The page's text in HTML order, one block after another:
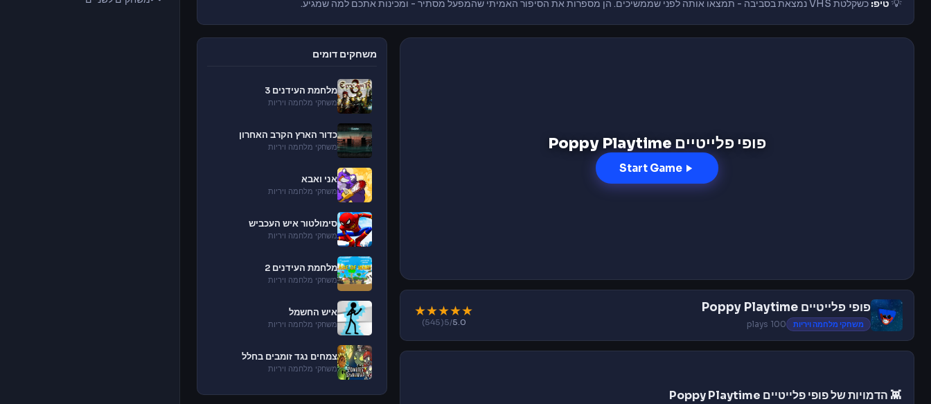
💡 טיפ: כשקלטת VHS נמצאת בסביבה - תמצאו אותה לפני שממשיכים. הן מספרות את הסיפור האמיתי שהמפעל מסתיר - ומכינות אתכם למה שמגיע.
פופי פלייטיים Poppy Playtime
Start Game
פופי פלייטיים Poppy Playtime
משחקי מלחמה ויריות 100 plays
★
★
★
★
★
5.0
/5
(545)
👾 הדמויות של פופי פלייטיים Poppy Playtime
משחקים דומים
מלחמת העידנים 3
משחקי מלחמה ויריות
כדור הארץ הקרב האחרון
משחקי מלחמה ויריות
אני ואבא
משחקי מלחמה ויריות
סימולטור איש העכביש
משחקי מלחמה ויריות
מלחמת העידנים 2
משחקי מלחמה ויריות
איש החשמל
משחקי מלחמה ויריות
צמחים נגד זומבים בחלל
משחקי מלחמה ויריות